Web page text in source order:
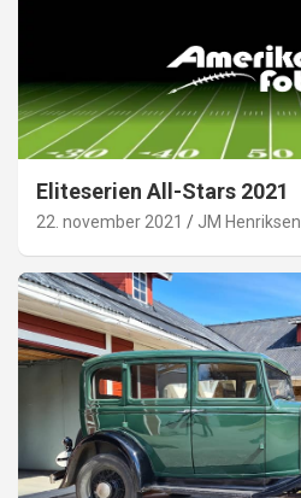
Eliteserien All-Stars 2021
22. november 2021 JM Henriksen